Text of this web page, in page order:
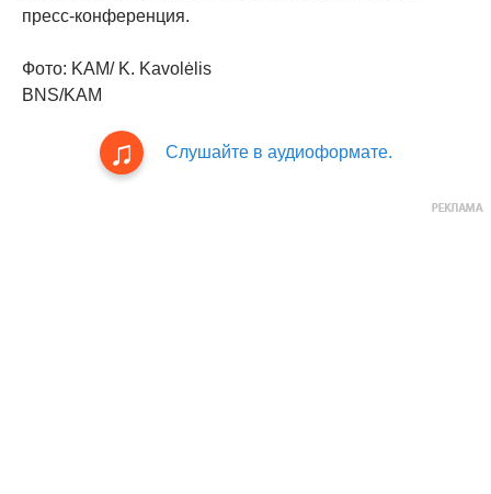
пресс-конференция.
Фото: KAM/ K. Kavolėlis
BNS/KAM
Слушайте в аудиоформате.